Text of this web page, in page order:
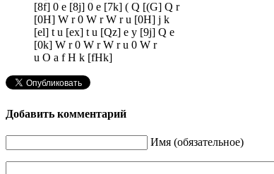
[8f] 0 e [8j] 0 e [7k] ( Q [(G] Q r
[0H] W r 0 W r W r u [0H] j k
[el] t u [ex] t u [Qz] e y [9j] Q e
[0k] W r 0 W r W r u 0 W r
u O a f H k [fHk]
Добавить комментарий
Имя (обязательное)